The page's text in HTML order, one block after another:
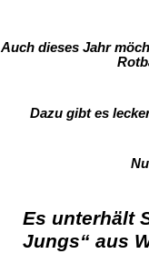
Auch dieses Jahr
Dazu gibt es
Es unterhält
Jungs“ aus